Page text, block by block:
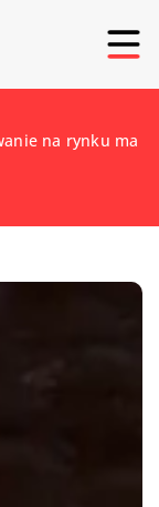
na rynku ma